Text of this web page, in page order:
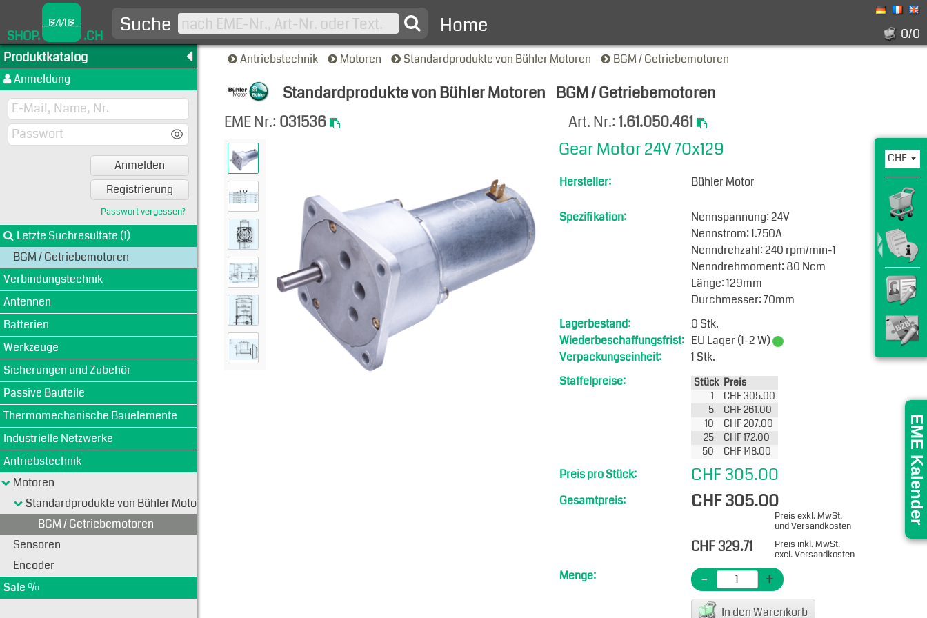
EME Kalender
SHOP. .CH Suche Home
0/0
Produktkatalog
Anmeldung
Anmelden
Registrierung
Passwort vergessen?
Letzte Suchresultate (1)
BGM / Getriebemotoren
Verbindungstechnik
Antennen
Batterien
Werkzeuge
Sicherungen und Zubehör
Passive Bauteile
Thermomechanische Bauelemente
Industrielle Netzwerke
Antriebstechnik
Motoren
Standardprodukte von Bühler Motoren
BGM / Getriebemotoren
Sensoren
Encoder
Sale %
Antriebstechnik Motoren Standardprodukte von Bühler Motoren BGM / Getriebemotoren
Standardprodukte von Bühler Motoren BGM / Getriebemotoren
Produkt-Ansicht
EME Nr.: 031536 Art. Nr.:1.61.050.461
Gear Motor 24V 70x129
Hersteller: Bühler Motor
Spezifikation:
Nennspannung: 24V
Nennstrom: 1.750A
Nenndrehzahl: 240 rpm/min-1
Nenndrehmoment: 80 Ncm
Länge: 129mm
Durchmesser: 70mm
Lagerbestand:
Wiederbeschaffungsfrist:
Verpackungseinheit:
0 Stk.
EU Lager (1-2 W)
1 Stk.
Staffelpreise:
Stück Preis
1
CHF 305.00
5
CHF 261.00
10
CHF 207.00
25
CHF 172.00
50
CHF 148.00
Preis pro Stück: CHF 305.00
Gesamtpreis: CHF 305.00
Preis exkl. MwSt.
und Versandkosten
CHF 329.71
Preis inkl. MwSt.
excl. Versandkosten
Menge: - +
In den Warenkorb